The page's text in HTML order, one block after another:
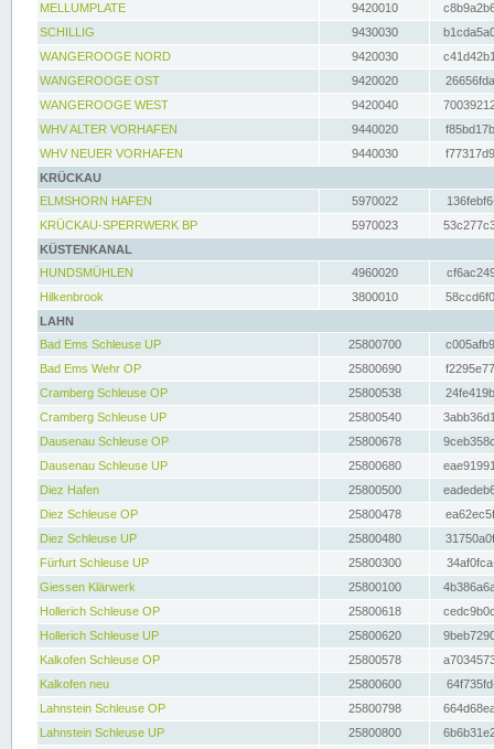
MELLUMPLATE
9420010
SCHILLIG
9430030
WANGEROOGE NORD
9420030
WANGEROOGE OST
9420020
WANGEROOGE WEST
9420040
WHV ALTER VORHAFEN
9440020
WHV NEUER VORHAFEN
9440030
KRÜCKAU
ELMSHORN HAFEN
5970022
KRÜCKAU-SPERRWERK BP
5970023
KÜSTENKANAL
HUNDSMÜHLEN
4960020
Hilkenbrook
3800010
LAHN
Bad Ems Schleuse UP
25800700
Bad Ems Wehr OP
25800690
Cramberg Schleuse OP
25800538
Cramberg Schleuse UP
25800540
Dausenau Schleuse OP
25800678
Dausenau Schleuse UP
25800680
Diez Hafen
25800500
Diez Schleuse OP
25800478
Diez Schleuse UP
25800480
Fürfurt Schleuse UP
25800300
Giessen Klärwerk
25800100
Hollerich Schleuse OP
25800618
Hollerich Schleuse UP
25800620
Kalkofen Schleuse OP
25800578
Kalkofen neu
25800600
Lahnstein Schleuse OP
25800798
Lahnstein Schleuse UP
25800800